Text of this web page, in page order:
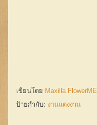
เขียนโดย Maxilla FlowerME
ป้ายกำกับ: งานแต่งงาน